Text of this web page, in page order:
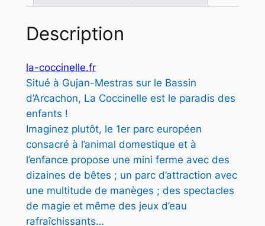
Description
la-coccinelle.fr
Situé à Gujan-Mestras sur le Bassin
d’Arcachon, La Coccinelle est le paradis des
enfants !
Imaginez plutôt, le 1er parc européen
consacré à l’animal domestique et à
l’enfance propose une mini ferme avec des
dizaines de bêtes ; un parc d’attraction avec
une multitude de manèges ; des spectacles
de magie et même des jeux d’eau
rafraîchissants…